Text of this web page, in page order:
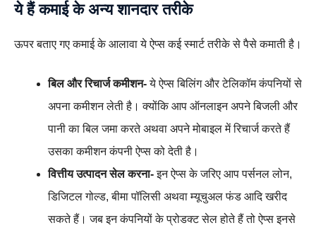
ये हैं कमाई के अन्य शानदार तरीके
ऊपर बताए गए कमाई के आलावा ये ऐप्स कई स्मार्ट तरीके से पैसे कमाती है।
बिल और रिचार्ज कमीशन-ये ऐप्स बिलिंग और टेलिकॉम कंपनियों से
अपना कमीशन लेती है। क्योंकि आप ऑनलाइन अपने बिजली और
पानी का बिल जमा करते अथवा अपने मोबाइल में रिचार्ज करते हैं
उसका कमीशन कंपनी ऐप्स को देती है।
वित्तीय उत्पादन सेल करना-इन ऐप्स के जरिए आप पर्सनल लोन,
डिजिटल गोल्ड, बीमा पॉलिसी अथवा म्यूचुअल फंड आदि खरीद
सकते हैं। जब इन कंपनियों के प्रोडक्ट सेल होते हैं तो ऐप्स इनसे